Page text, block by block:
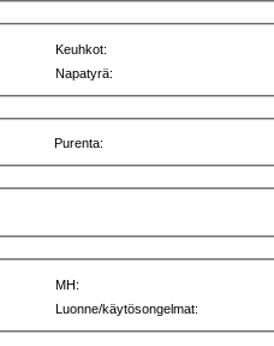
Keuhkot:
Napatyrä:
Purenta:
MH:
Luonne/käytösongelmat: